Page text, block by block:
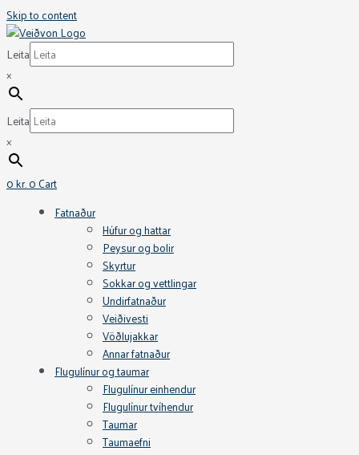
Skip to content
Leita
×
Leita
×
0kr.0Cart
Fatnaður
Húfur og hattar
Peysur og bolir
Skyrtur
Sokkar og vettlingar
Undirfatnaður
Veiðivesti
Vöðlujakkar
Annar fatnaður
Flugulínur og taumar
Flugulínur einhendur
Flugulínur tvíhendur
Taumar
Taumaefni